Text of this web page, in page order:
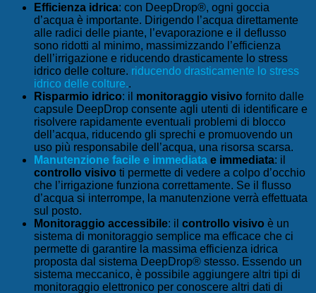
Efficienza idrica: con DeepDrop®, ogni goccia
d’acqua è importante. Dirigendo l’acqua direttamente
alle radici delle piante, l’evaporazione e il deflusso
sono ridotti al minimo, massimizzando l’efficienza
dell’irrigazione e riducendo drasticamente lo stress
idrico delle colture. riducendo drasticamente lo stress
idrico delle colture..
Risparmio idrico: il monitoraggio visivo fornito dalle
capsule DeepDrop consente agli utenti di identificare e
risolvere rapidamente eventuali problemi di blocco
dell’acqua, riducendo gli sprechi e promuovendo un
uso più responsabile dell’acqua, una risorsa scarsa.
Manutenzione facile e immediata e immediata: il
controllo visivo ti permette di vedere a colpo d’occhio
che l’irrigazione funziona correttamente. Se il flusso
d’acqua si interrompe, la manutenzione verrà effettuata
sul posto.
Monitoraggio accessibile: il controllo visivo è un
sistema di monitoraggio semplice ma efficace che ci
permette di garantire la massima efficienza idrica
proposta dal sistema DeepDrop® stesso. Essendo un
sistema meccanico, è possibile aggiungere altri tipi di
monitoraggio elettronico per conoscere altri dati di